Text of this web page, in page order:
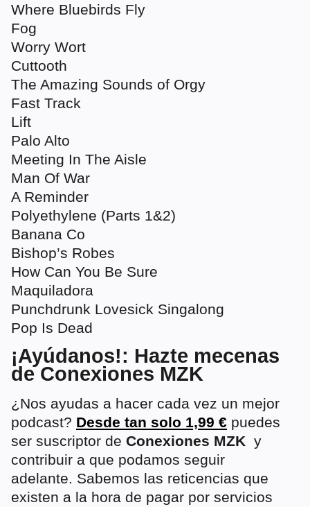
Where Bluebirds Fly
Fog
Worry Wort
Cuttooth
The Amazing Sounds of Orgy
Fast Track
Lift
Palo Alto
Meeting In The Aisle
Man Of War
A Reminder
Polyethylene (Parts 1&2)
Banana Co
Bishop’s Robes
How Can You Be Sure
Maquiladora
Punchdrunk Lovesick Singalong
Pop Is Dead
¡Ayúdanos!: Hazte mecenas
de Conexiones MZK
¿Nos ayudas a hacer cada vez un mejor
podcast? Desde tan solo 1,99 € puedes
ser suscriptor de Conexiones MZK y
contribuir a que podamos seguir
adelante. Sabemos las reticencias que
existen a la hora de pagar por servicios